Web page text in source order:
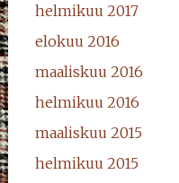
helmikuu 2017
elokuu 2016
maaliskuu 2016
helmikuu 2016
maaliskuu 2015
helmikuu 2015